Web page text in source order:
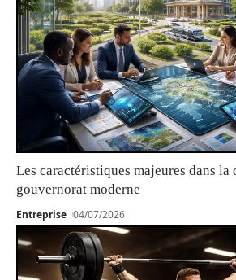
Les caractéristiques majeures dans
gouvernorat moderne
Entreprise 04/07/2026